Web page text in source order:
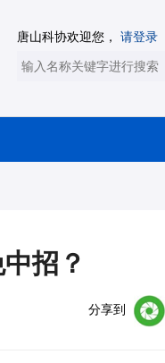
唐山科协欢迎您， 请登录
招？
分享到